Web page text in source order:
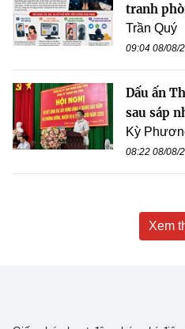
tranh
Trần Quý
09:04 08/08/
Dấu ấn
sau sáp
Kỳ
08:22 08/08/
Xem